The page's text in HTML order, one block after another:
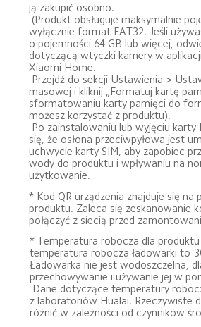
ją zakupić osobno.
wyłącznie format FAT32. Jeśli
o pojemności 64 GB lub więcej,
dotyczącą wtyczki kamery w
Xiaomi Home.
masowej i kliknij „Formatuj kartę
sformatowaniu karty pamięci do
możesz korzystać z produktu).
się, że osłona przeciwpyłowa jest
uchwycie karty SIM, aby zapobiec
wody do produktu i wpływaniu na
użytkowanie.
* Kod QR urządzenia znajduje się na
produktu. Zaleca się zeskanowanie
połączyć z siecią przed
* Temperatura robocza dla produktu
temperatura robocza ładowarki to-
Ładowarka nie jest wodoszczelna,
przechowywanie i używanie jej w
z laboratoriów Hualai. Rzeczywiste
różnić w zależności od czynników